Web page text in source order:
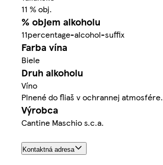
11 % obj.
% objem alkoholu
11percentage-alcohol-suffix
Farba vína
Biele
Druh alkoholu
Víno
Plnené do fliaš v ochrannej atmosfére.
Výrobca
Cantine Maschio s.c.a.
Kontaktná adresa